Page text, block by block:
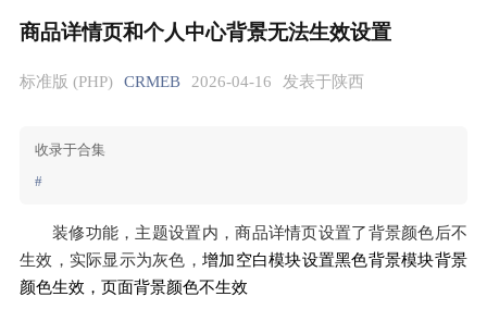
商品详情页和个人中心背景无法生效设置
标准版 (PHP) CRMEB 2026-04-16 发表于陕西
收录于合集
#
装修功能，主题设置内，商品详情页设置了背景颜色后不
生效，实际显示为灰色， 增加空白模块设置黑色背景模块背景
颜色生效，页面背景颜色不生效